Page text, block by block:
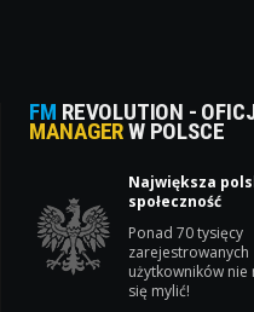
FM REVOLUTION -
MANAGERW POLSCE
Największa
społeczność
Ponad 70 tysięcy
zarejestrowanych
użytkowników nie
się mylić!